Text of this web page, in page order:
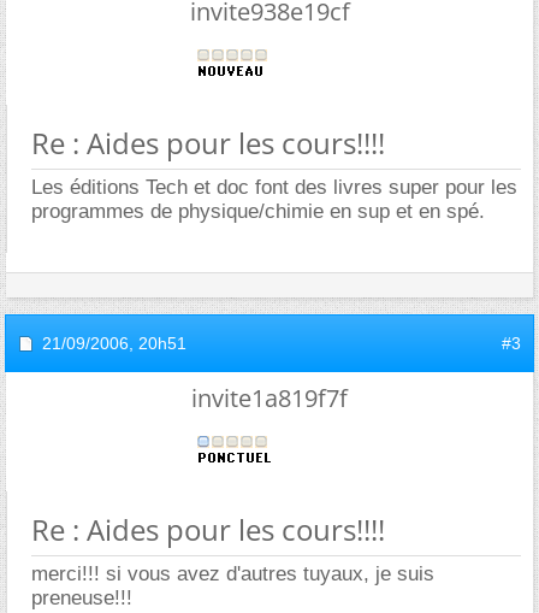
invite938e19cf
Re : Aides pour les cours!!!!
Les éditions Tech et doc font des livres super pour les
programmes de physique/chimie en sup et en spé.
21/09/2006, 20h51 #3
invite1a819f7f
Re : Aides pour les cours!!!!
merci!!! si vous avez d'autres tuyaux, je suis
preneuse!!!